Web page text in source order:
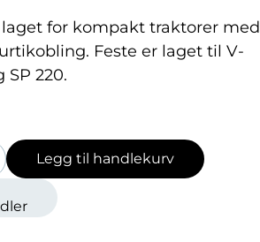
for kompakt traktorer med
Feste er laget til V-
SP 220.
Legg til handlekurv